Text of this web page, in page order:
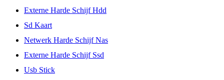
Externe Harde Schijf Hdd
Sd Kaart
Netwerk Harde Schijf Nas
Externe Harde Schijf Ssd
Usb Stick